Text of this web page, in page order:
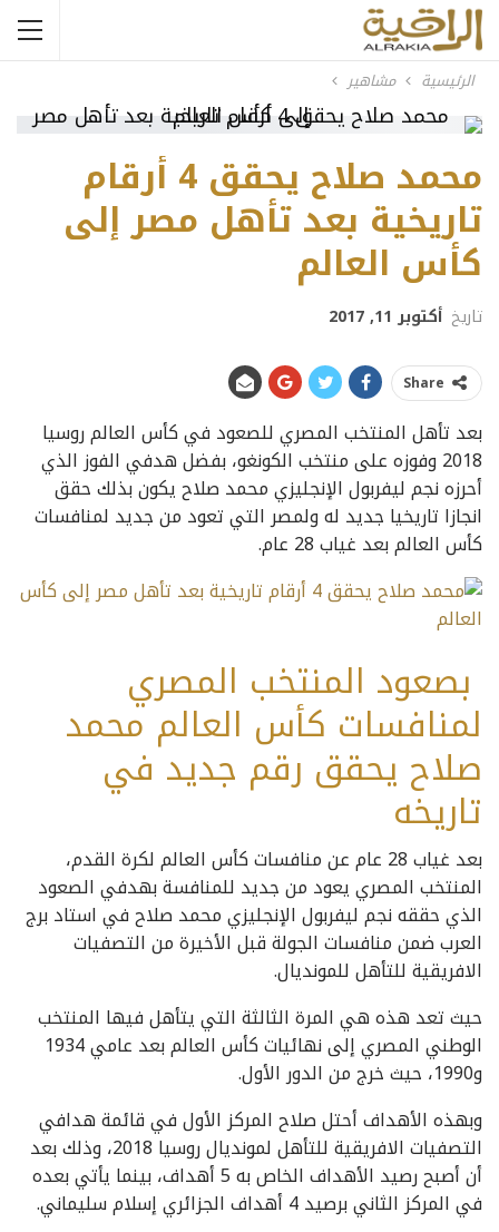
الرئيسية مشاهير
محمد صلاح يحقق 4 أرقام
تاريخية بعد تأهل مصر إلى
كأس العالم
تاريخ أكتوبر 11, 2017
Share
بعد تأهل المنتخب المصري للصعود في كأس العالم روسيا
2018 وفوزه على منتخب الكونغو، بفضل هدفي الفوز الذي
أحرزه نجم ليفربول الإنجليزي محمد صلاح يكون بذلك حقق
انجازا تاريخيا جديد له ولمصر التي تعود من جديد لمنافسات
كأس العالم بعد غياب 28 عام.
بصعود المنتخب المصري
لمنافسات كأس العالم محمد
صلاح يحقق رقم جديد في
تاريخه
بعد غياب 28 عام عن منافسات كأس العالم لكرة القدم،
المنتخب المصري يعود من جديد للمنافسة بهدفي الصعود
الذي حققه نجم ليفربول الإنجليزي محمد صلاح في استاد برج
العرب ضمن منافسات الجولة قبل الأخيرة من التصفيات
الافريقية للتأهل للمونديال.
حيث تعد هذه هي المرة الثالثة التي يتأهل فيها المنتخب
الوطني المصري إلى نهائيات كأس العالم بعد عامي 1934
و1990، حيث خرج من الدور الأول.
وبهذه الأهداف أحتل صلاح المركز الأول في قائمة هدافي
التصفيات الافريقية للتأهل لمونديال روسيا 2018، وذلك بعد
أن أصبح رصيد الأهداف الخاص به 5 أهداف، بينما يأتي بعده
في المركز الثاني برصيد 4 أهداف الجزائري إسلام سليماني.